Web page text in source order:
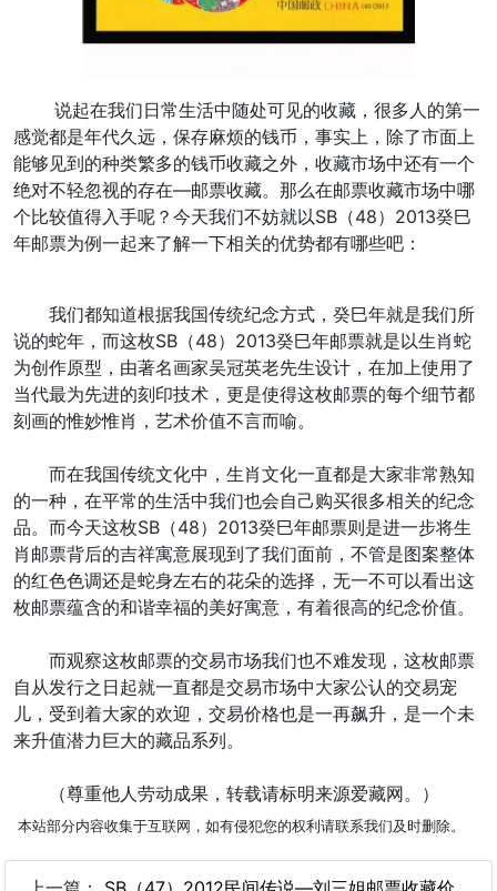
说起在我们日常生活中随处可见的收藏，很多人的第一
感觉都是年代久远，保存麻烦的钱币，事实上，除了市面上
能够见到的种类繁多的钱币收藏之外，收藏市场中还有一个
绝对不轻忽视的存在—邮票收藏。那么在邮票收藏市场中哪
个比较值得入手呢？今天我们不妨就以SB（48）2013癸巳
年邮票为例一起来了解一下相关的优势都有哪些吧：
我们都知道根据我国传统纪念方式，癸巳年就是我们所
说的蛇年，而这枚SB（48）2013癸巳年邮票就是以生肖蛇
为创作原型，由著名画家吴冠英老先生设计，在加上使用了
当代最为先进的刻印技术，更是使得这枚邮票的每个细节都
刻画的惟妙惟肖，艺术价值不言而喻。
而在我国传统文化中，生肖文化一直都是大家非常熟知
的一种，在平常的生活中我们也会自己购买很多相关的纪念
品。而今天这枚SB（48）2013癸巳年邮票则是进一步将生
肖邮票背后的吉祥寓意展现到了我们面前，不管是图案整体
的红色色调还是蛇身左右的花朵的选择，无一不可以看出这
枚邮票蕴含的和谐幸福的美好寓意，有着很高的纪念价值。
而观察这枚邮票的交易市场我们也不难发现，这枚邮票
自从发行之日起就一直都是交易市场中大家公认的交易宠
儿，受到着大家的欢迎，交易价格也是一再飙升，是一个未
来升值潜力巨大的藏品系列。
（尊重他人劳动成果，转载请标明来源爱藏网。）
本站部分内容收集于互联网，如有侵犯您的权利请联系我们及时删除。